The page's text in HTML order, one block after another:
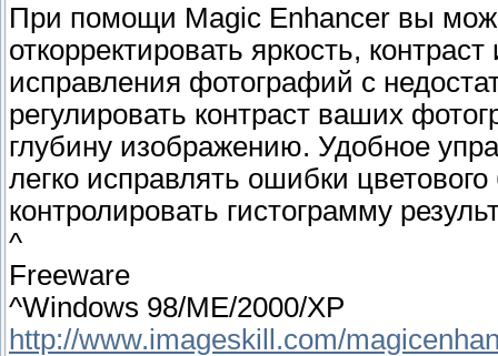
При помощи Magic Enhancer вы
откорректировать яркость,
исправления фотографий с
регулировать контраст ваших
глубину изображению. Удобное
легко исправлять ошибки
контролировать гистограмму
^
Freeware
^Windows 98/ME/2000/XP
http://www.imageskill.com/